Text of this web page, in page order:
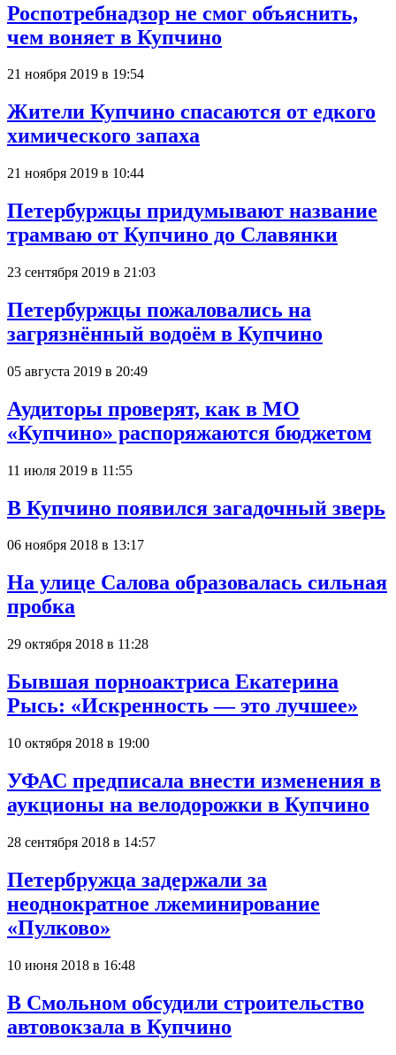
Роспотребнадзор не смог объяснить,
чем воняет в Купчино
21 ноября 2019 в 19:54
Жители Купчино спасаются от едкого
химического запаха
21 ноября 2019 в 10:44
Петербуржцы придумывают название
трамваю от Купчино до Славянки
23 сентября 2019 в 21:03
Петербуржцы пожаловались на
загрязнённый водоём в Купчино
05 августа 2019 в 20:49
Аудиторы проверят, как в МО
«Купчино» распоряжаются бюджетом
11 июля 2019 в 11:55
В Купчино появился загадочный зверь
06 ноября 2018 в 13:17
На улице Салова образовалась сильная
пробка
29 октября 2018 в 11:28
Бывшая порноактриса Екатерина
Рысь: «Искренность — это лучшее»
10 октября 2018 в 19:00
УФАС предписала внести изменения в
аукционы на велодорожки в Купчино
28 сентября 2018 в 14:57
Петербружца задержали за
неоднократное лжеминирование
«Пулково»
10 июня 2018 в 16:48
В Смольном обсудили строительство
автовокзала в Купчино